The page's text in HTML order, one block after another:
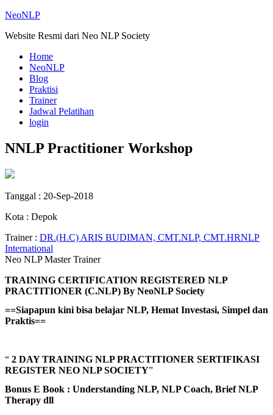
NeoNLP
Website Resmi dari Neo NLP Society
Home
NeoNLP
Blog
Praktisi
Trainer
Jadwal Pelatihan
login
NNLP Practitioner Workshop
Tanggal : 20-Sep-2018
Kota : Depok
Trainer : DR.(H.C) ARIS BUDIMAN, CMT.NLP, CMT.HRNLP
International
Neo NLP Master Trainer
TRAINING CERTIFICATION REGISTERED NLP
PRACTITIONER (C.NLP) By NeoNLP Society
==Siapapun kini bisa belajar NLP, Hemat Investasi, Simpel dan
Praktis==
“ 2 DAY TRAINING NLP PRACTITIONER SERTIFIKASI
REGISTER NEO NLP SOCIETY”
Bonus E Book : Understanding NLP, NLP Coach, Brief NLP
Therapy dll